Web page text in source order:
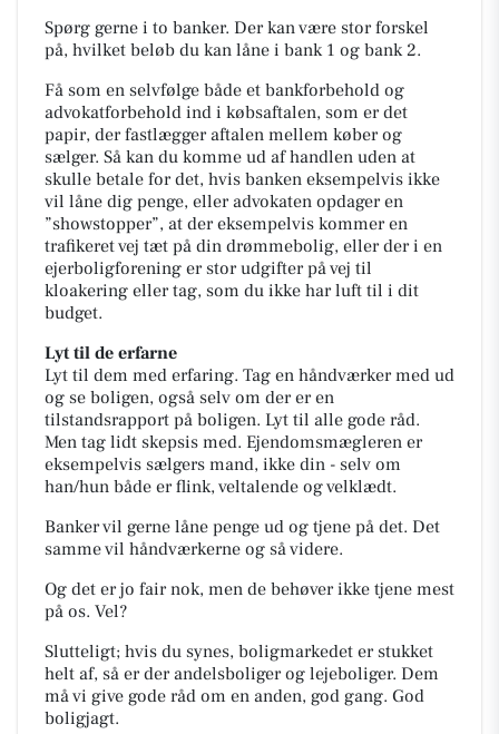
Spørg gerne i to banker. Der kan være stor forskel
på, hvilket beløb du kan låne i bank 1 og bank 2.
Få som en selvfølge både et bankforbehold og
advokatforbehold ind i købsaftalen, som er det
papir, der fastlægger aftalen mellem køber og
sælger. Så kan du komme ud af handlen uden at
skulle betale for det, hvis banken eksempelvis ikke
vil låne dig penge, eller advokaten opdager en
”showstopper”, at der eksempelvis kommer en
trafikeret vej tæt på din drømmebolig, eller der i en
ejerboligforening er stor udgifter på vej til
kloakering eller tag, som du ikke har luft til i dit
budget.
Lyt til de erfarne
Lyt til dem med erfaring. Tag en håndværker med ud
og se boligen, også selv om der er en
tilstandsrapport på boligen. Lyt til alle gode råd.
Men tag lidt skepsis med. Ejendomsmægleren er
eksempelvis sælgers mand, ikke din - selv om
han/hun både er flink, veltalende og velklædt.
Banker vil gerne låne penge ud og tjene på det. Det
samme vil håndværkerne og så videre.
Og det er jo fair nok, men de behøver ikke tjene mest
på os. Vel?
Slutteligt; hvis du synes, boligmarkedet er stukket
helt af, så er der andelsboliger og lejeboliger. Dem
må vi give gode råd om en anden, god gang. God
boligjagt.